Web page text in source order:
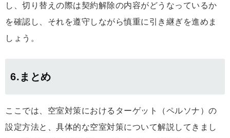
し、切り替えの際は契約解除の内容がどうなっているか
を確認し、それを遵守しながら慎重に引き継ぎを進めま
しょう。
6.まとめ
ここでは、空室対策におけるターゲット（ペルソナ）の
設定方法と、具体的な空室対策について解説してきまし